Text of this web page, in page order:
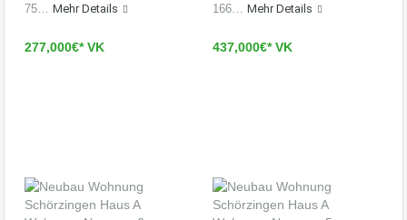
75… Mehr Details
277,000€* VK
166… Mehr Details
437,000€* VK